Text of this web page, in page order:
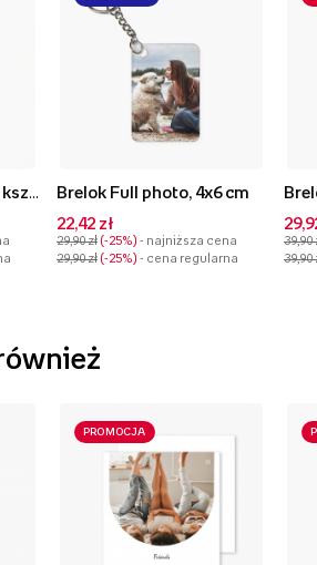
Brelok Full photo, 4x6 cm
22,42 zł
29,90 zł -25% - najniższa cena
29,90 zł -25% - cena regularna
39,90
39,90
PROMOCJA